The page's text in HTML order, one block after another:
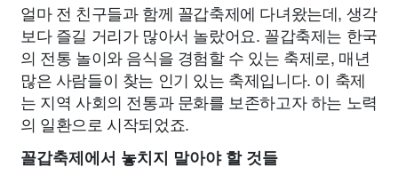
얼마 전 친구들과 함께 꼴갑축제에 다녀왔는데, 생각
보다 즐길 거리가 많아서 놀랐어요. 꼴갑축제는 한국
의 전통 놀이와 음식을 경험할 수 있는 축제로, 매년
많은 사람들이 찾는 인기 있는 축제입니다. 이 축제
는 지역 사회의 전통과 문화를 보존하고자 하는 노력
의 일환으로 시작되었죠.
꼴갑축제에서 놓치지 말아야 할 것들